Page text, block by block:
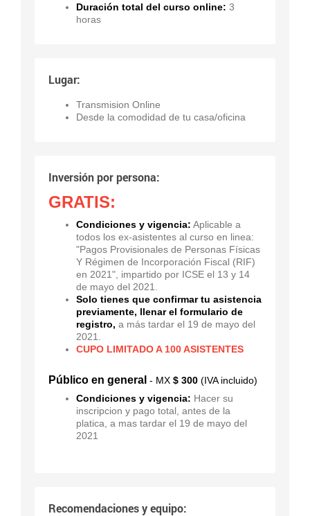
Duración total del curso online: 3
horas
Lugar:
Transmision Online
Desde la comodidad de tu casa/oficina
Inversión por persona:
GRATIS:
Condiciones y vigencia: Aplicable a
todos los ex-asistentes al curso en linea:
"Pagos Provisionales de Personas Físicas
Y Régimen de Incorporación Fiscal (RIF)
en 2021", impartido por ICSE el 13 y 14
de mayo del 2021.
Solo tienes que confirmar tu asistencia
previamente, llenar el formulario de
registro, a más tardar el 19 de mayo del
2021.
CUPO LIMITADO A 100 ASISTENTES
Público en general - MX $ 300 (IVA incluido)
Condiciones y vigencia: Hacer su
inscripcion y pago total, antes de la
platica, a mas tardar el 19 de mayo del
2021
Recomendaciones y equipo: